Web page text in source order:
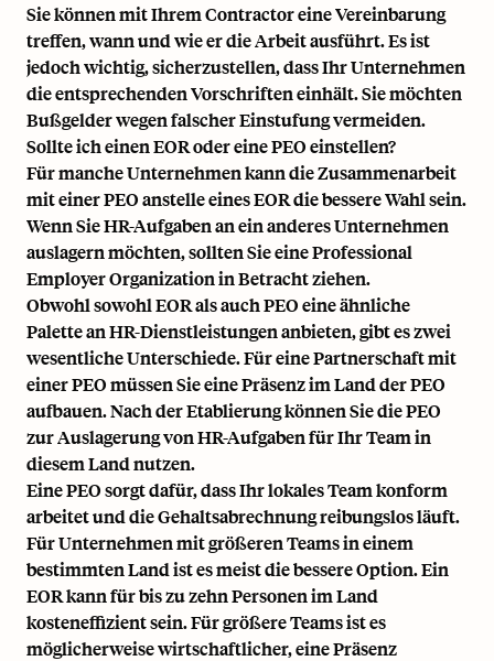
Sie können mit Ihrem Contractor eine Vereinbarung
treffen, wann und wie er die Arbeit ausführt. Es ist
jedoch wichtig, sicherzustellen, dass Ihr Unternehmen
die entsprechenden Vorschriften einhält. Sie möchten
Bußgelder wegen falscher Einstufung vermeiden.
Sollte ich einen EOR oder eine PEO einstellen?
Für manche Unternehmen kann die Zusammenarbeit
mit einer PEO anstelle eines EOR die bessere Wahl sein.
Wenn Sie HR-Aufgaben an ein anderes Unternehmen
auslagern möchten, sollten Sie eine Professional
Employer Organization in Betracht ziehen.
Obwohl sowohl EOR als auch PEO eine ähnliche
Palette an HR-Dienstleistungen anbieten, gibt es zwei
wesentliche Unterschiede. Für eine Partnerschaft mit
einer PEO müssen Sie eine Präsenz im Land der PEO
aufbauen. Nach der Etablierung können Sie die PEO
zur Auslagerung von HR-Aufgaben für Ihr Team in
diesem Land nutzen.
Eine PEO sorgt dafür, dass Ihr lokales Team konform
arbeitet und die Gehaltsabrechnung reibungslos läuft.
Für Unternehmen mit größeren Teams in einem
bestimmten Land ist es meist die bessere Option. Ein
EOR kann für bis zu zehn Personen im Land
kosteneffizient sein. Für größere Teams ist es
möglicherweise wirtschaftlicher, eine Präsenz